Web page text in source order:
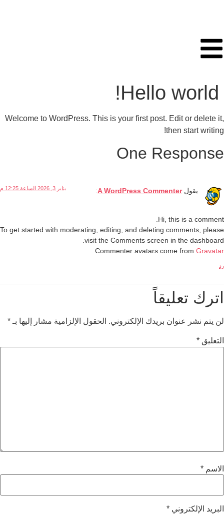
Hello world!
Welcome to WordPress. This is your first post. Edit or delete it,
then start writing!
One Response
يقول A WordPress Commenter
: يناير 3, 2026 الساعة 12:25 م
Hi, this is a comment.
To get started with moderating, editing, and deleting comments, please
visit the Comments screen in the dashboard.
Commenter avatars come from Gravatar
رد
اترك تعليقاً
لن يتم نشر عنوان بريدك الإلكتروني. الحقول الإلزامية مشار إليها بـ *
التعليق *
الاسم *
البريد الإلكتروني *